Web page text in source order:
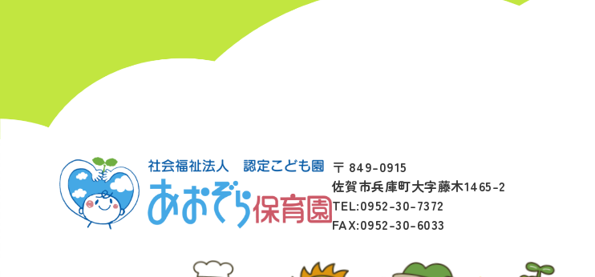
〒 849-0915
佐賀市兵庫町大字藤木1465-2
TEL:0952-30-7372
FAX:0952-30-6033